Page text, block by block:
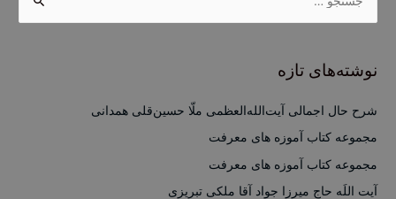
ب
ی
نوشته‌های تازه
شرح حال اجمالی آیت‌الله‌العظمی ملّا حسین‌قلی همدانی
مجموعه کتاب آموزه های معرفت
مجموعه کتاب آموزه های معرفت
آیت اللَه حاج میرزا جواد آقا ملکی تبریزی